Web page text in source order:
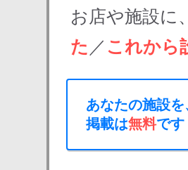
お店や施設に、
た ／ これから
あなたの施設
掲載は無料です